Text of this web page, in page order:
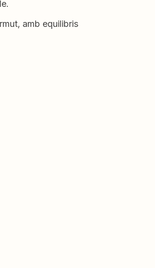
amb equilibris